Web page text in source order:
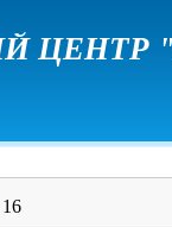
ЦЕНТР